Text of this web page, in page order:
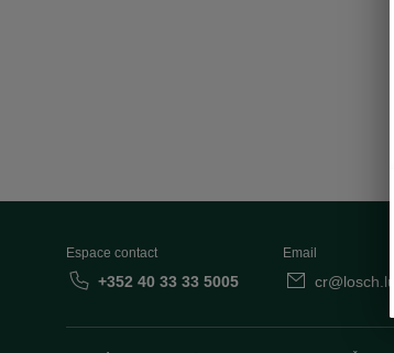
Espace contact
+352 40 33 33 5005
Email
cr@losch.lu